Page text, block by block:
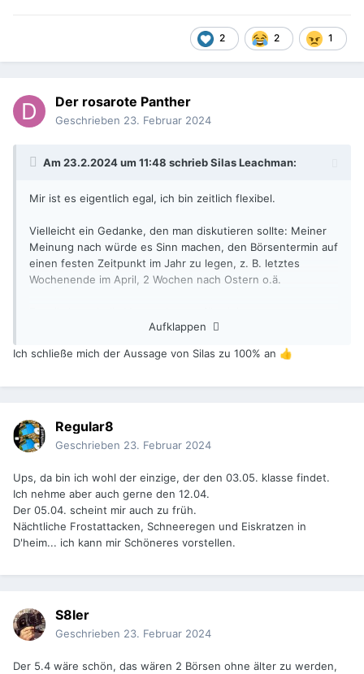
2 2 1
Der rosarote Panther
Geschrieben 23. Februar 2024
Am 23.2.2024 um 11:48 schriebSilas Leachman:
Mir ist es eigentlich egal, ich bin zeitlich flexibel.
Vielleicht ein Gedanke, den man diskutieren sollte: Meiner
Meinung nach würde es Sinn machen, den Börsentermin auf
einen festen Zeitpunkt im Jahr zu legen, z. B. letztes
Wochenende im April, 2 Wochen nach Ostern o.ä.
einfacher machen, vielleicht auch für die Veranstalter wg.
Aufklappen
Ich schließe mich der Aussage von Silas zu 100% an 👍
Regular8
Geschrieben 23. Februar 2024
Ups, da bin ich wohl der einzige, der den 03.05. klasse findet.
Ich nehme aber auch gerne den 12.04.
Der 05.04. scheint mir auch zu früh.
Nächtliche Frostattacken, Schneeregen und Eiskratzen in
D'heim... ich kann mir Schöneres vorstellen.
S8ler
Geschrieben 23. Februar 2024
Der 5.4 wäre schön, das wären 2 Börsen ohne älter zu werden,